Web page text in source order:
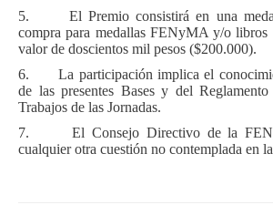
5. El Premio consistirá en una
compra para medallas FENyMA y/o libros
valor de doscientos mil pesos ($200.000).
6. La participación implica el
de las presentes Bases y del
Trabajos de las Jornadas.
7. El Consejo Directivo de la
cualquier otra cuestión no contemplada en